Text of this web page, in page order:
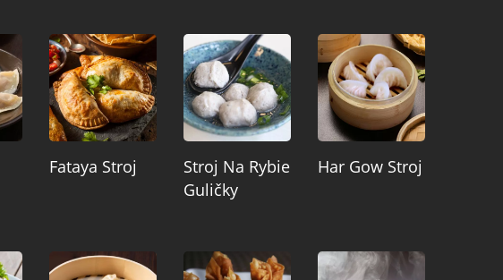
Fataya Stroj
Stroj Na Rybie
Guličky
Har Gow Stroj